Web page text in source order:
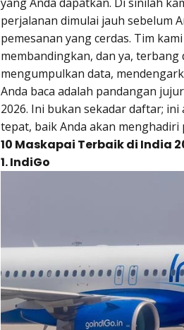
perjalanan dimulai jauh sebelum
pemesanan yang cerdas. Tim
membandingkan, dan ya,
mengumpulkan data,
Anda baca adalah pandangan
2026. Ini bukan sekadar daftar;
tepat, baik Anda akan
10 Maskapai Terbaik di India
1. IndiGo